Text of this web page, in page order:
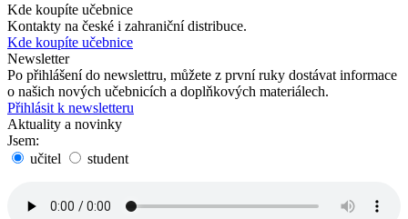
Kde koupíte učebnice
Kontakty na české i zahraniční distribuce.
Kde koupíte učebnice
Newsletter
Po přihlášení do newslettru, můžete z první ruky dostávat informace
o našich nových učebnicích a doplňkových materiálech.
Přihlásit k newsletteru
Aktuality a novinky
Jsem:
učitel
student